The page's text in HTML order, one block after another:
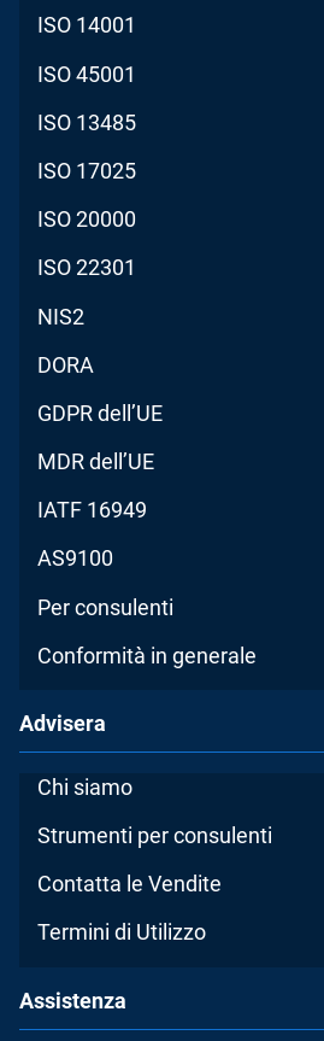
ISO 14001
ISO 45001
ISO 13485
ISO 17025
ISO 20000
ISO 22301
NIS2
DORA
GDPR dell’UE
MDR dell’UE
IATF 16949
AS9100
Per consulenti
Conformità in generale
Advisera
Chi siamo
Strumenti per consulenti
Contatta le Vendite
Termini di Utilizzo
Assistenza